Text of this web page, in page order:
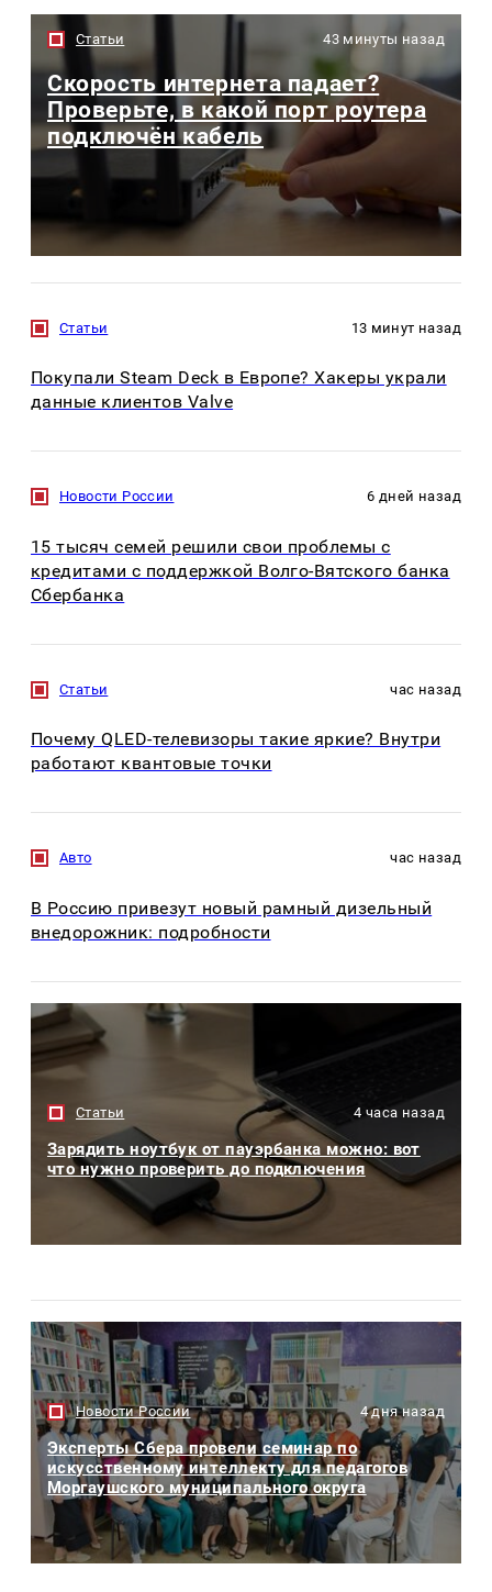
Статьи 43 минуты назад
Скорость интернета падает?
Проверьте, в какой порт роутера
подключён кабель
Статьи 13 минут назад
Покупали Steam Deck в Европе? Хакеры украли
данные клиентов Valve
Новости России 6 дней назад
15 тысяч семей решили свои проблемы с
кредитами с поддержкой Волго-Вятского банка
Сбербанка
Статьи час назад
Почему QLED-телевизоры такие яркие? Внутри
работают квантовые точки
Авто час назад
В Россию привезут новый рамный дизельный
внедорожник: подробности
Статьи 4 часа назад
Зарядить ноутбук от пауэрбанка можно: вот
что нужно проверить до подключения
Новости России 4 дня назад
Эксперты Сбера провели семинар по
искусственному интеллекту для педагогов
Моргаушского муниципального округа